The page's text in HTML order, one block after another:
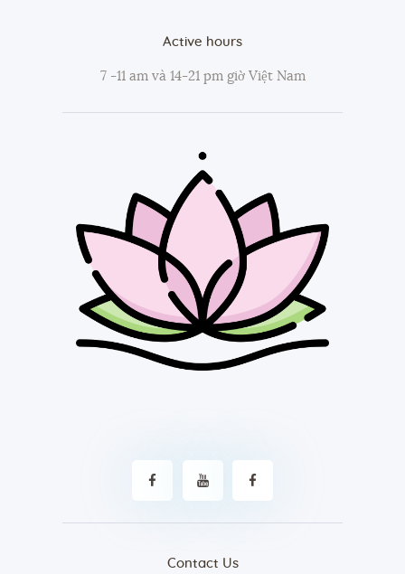
Active hours
7 -11 am và 14-21 pm giờ Việt Nam
Contact Us